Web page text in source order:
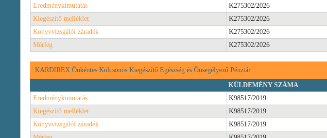
Eredménykimutatás
K275302/2026
Kiegészítő melléklet
K275302/2026
Könyvvizsgálói záradék
K275302/2026
Mérleg
K275302/2026
KARDIREX Önkéntes Kölcsönös Kiegészítő Egészség és Önsegélyező Pénztár
KÜLDEMÉNY SZÁMA
Eredménykimutatás
K98517/2019
Kiegészítő melléklet
K98517/2019
Könyvvizsgálói záradék
K98517/2019